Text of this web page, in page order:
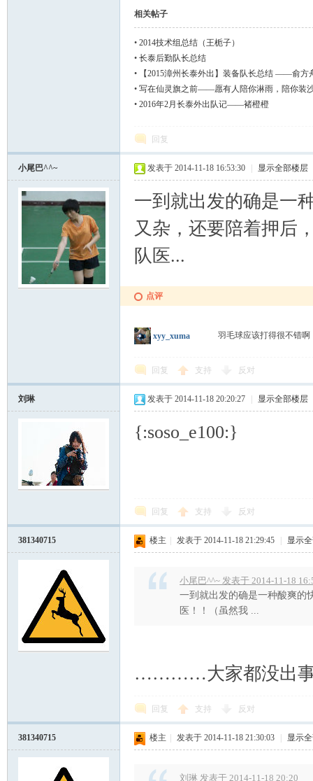
坛
相关帖子
• 2014技术组总结（王栀子）
• 长泰后勤队长总结
•
【2015漳州长泰外出】装备队长总结 ——俞方
• 写在仙灵旗之前——愿有人陪你淋雨，陪你装
• 2016年2月长泰外出队记——褚橙橙
回复
小尾巴^^~ 发表于 2014-11-18 16:53:30 显示全部楼层
一到就出发的确是一
又杂，还要陪着押后
队医...
点评
xyy_xuma 羽毛球应该打得很不错
回复 支持 反对
刘琳 发表于 2014-11-18 20:20:27 显示全部楼层
{:soso_e100:}
回复 支持 反对
381340715 楼主 发表于 2014-11-18 21:29:45 显示
小尾巴^^~ 发表于 2014-11-18
一到就出发的确是一种酸爽的
医！！（虽然我 ...
…………大家都没出事
回复 支持 反对
381340715 楼主 发表于 2014-11-18 21:30:03 显示
刘琳 发表于 2014-11-18 20:20